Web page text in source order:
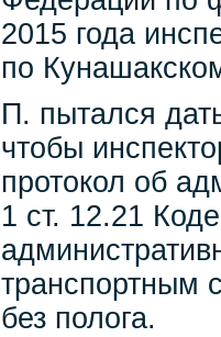
2015 года
по
П. пытался
чтобы
протокол об
1 ст. 12.21
транспортным
без полога.